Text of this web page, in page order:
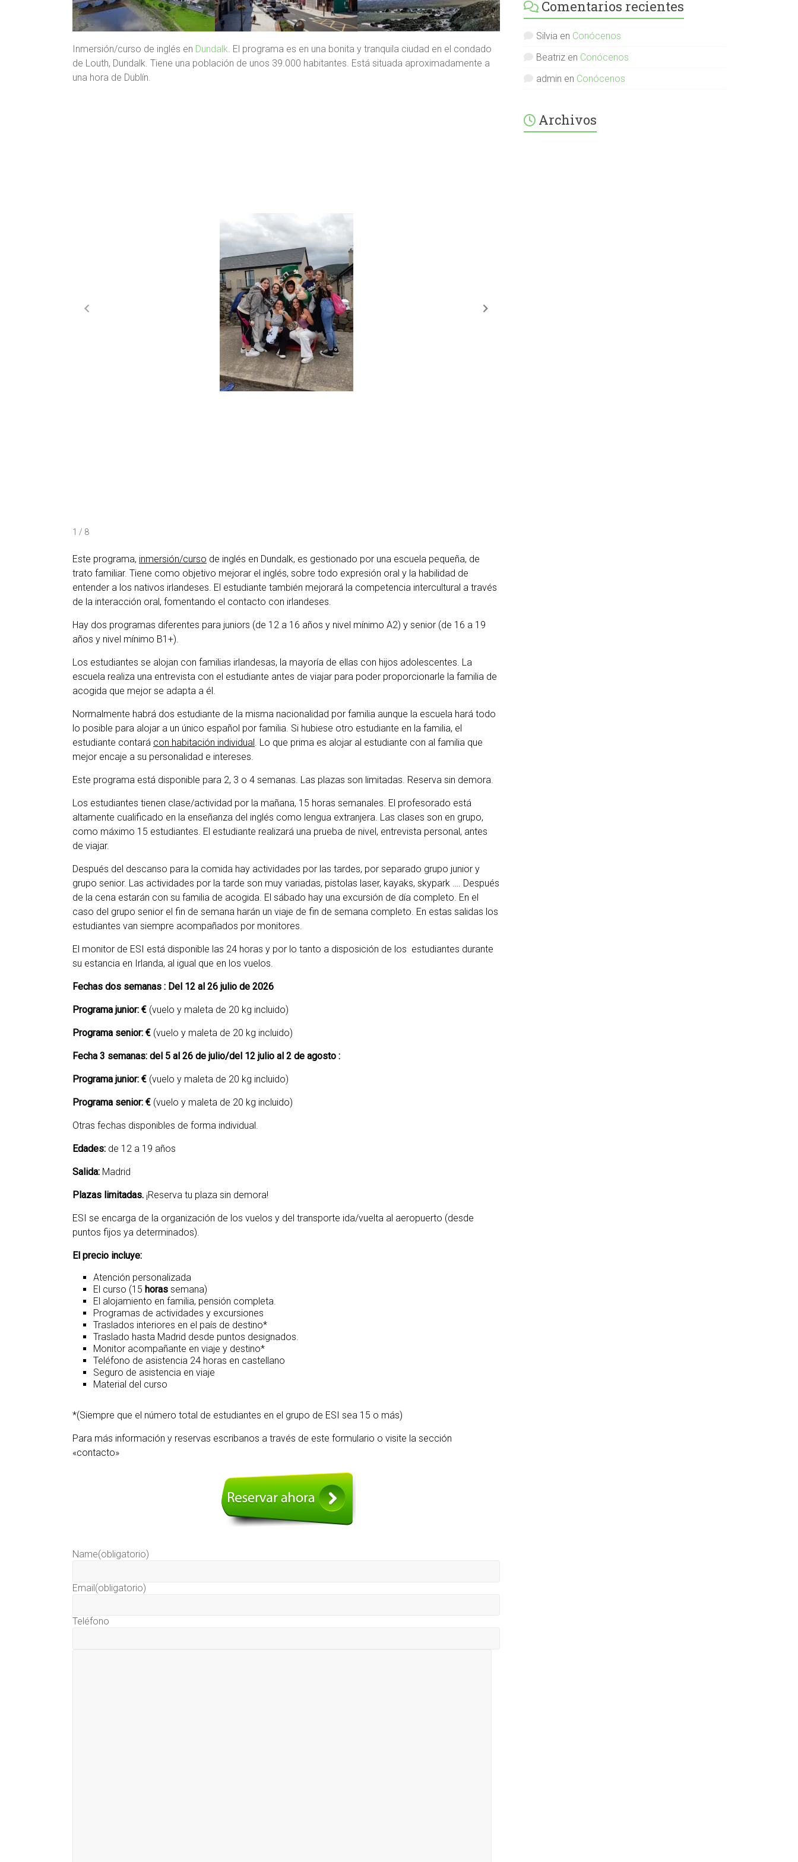
Inmersión/curso de inglés en Dundalk. El programa es en una bonita y tranquila ciudad en el condado
de Louth, Dundalk. Tiene una población de unos 39.000 habitantes. Está situada aproximadamente a
una hora de Dublín.
1 / 8
Este programa, inmersión/curso de inglés en Dundalk, es gestionado por una escuela pequeña, de
trato familiar. Tiene como objetivo mejorar el inglés, sobre todo expresión oral y la habilidad de
entender a los nativos irlandeses. El estudiante también mejorará la competencia intercultural a través
de la interacción oral, fomentando el contacto con irlandeses.
Hay dos programas diferentes para juniors (de 12 a 16 años y nivel mínimo A2) y senior (de 16 a 19
años y nivel mínimo B1+).
Los estudiantes se alojan con familias irlandesas, la mayoría de ellas con hijos adolescentes. La
escuela realiza una entrevista con el estudiante antes de viajar para poder proporcionarle la familia de
acogida que mejor se adapta a él.
Normalmente habrá dos estudiante de la misma nacionalidad por familia aunque la escuela hará todo
lo posible para alojar a un único español por familia. Si hubiese otro estudiante en la familia, el
estudiante contará con habitación individual . Lo que prima es alojar al estudiante con al familia que
mejor encaje a su personalidad e intereses.
Este programa está disponible para 2, 3 o 4 semanas. Las plazas son limitadas. Reserva sin demora.
Los estudiantes tienen clase/actividad por la mañana, 15 horas semanales. El profesorado está
altamente cualificado en la enseñanza del inglés como lengua extranjera. Las clases son en grupo,
como máximo 15 estudiantes. El estudiante realizará una prueba de nivel, entrevista personal, antes
de viajar.
Después del descanso para la comida hay actividades por las tardes, por separado grupo junior y
grupo senior. Las actividades por la tarde son muy variadas, pistolas laser, kayaks, skypark …. Después
de la cena estarán con su familia de acogida. El sábado hay una excursión de día completo. En el
caso del grupo senior el fin de semana harán un viaje de fin de semana completo. En estas salidas los
estudiantes van siempre acompañados por monitores.
El monitor de ESI está disponible las 24 horas y por lo tanto a disposición de los estudiantes durante
su estancia en Irlanda, al igual que en los vuelos.
Fechas dos semanas : Del 12 al 26 julio de 2026
Programa junior: € (vuelo y maleta de 20 kg incluido)
Programa senior: € (vuelo y maleta de 20 kg incluido)
Fecha 3 semanas: del 5 al 26 de julio/del 12 julio al 2 de agosto :
Programa junior: € (vuelo y maleta de 20 kg incluido)
Programa senior: € (vuelo y maleta de 20 kg incluido)
Otras fechas disponibles de forma individual.
Edades: de 12 a 19 años
Salida: Madrid
Plazas limitadas. ¡Reserva tu plaza sin demora!
ESI se encarga de la organización de los vuelos y del transporte ida/vuelta al aeropuerto (desde
puntos fijos ya determinados).
El precio incluye:
Atención personalizada
El curso (15 horas semana)
El alojamiento en familia, pensión completa.
Programas de actividades y excursiones
Traslados interiores en el país de destino*
Traslado hasta Madrid desde puntos designados.
Monitor acompañante en viaje y destino*
Teléfono de asistencia 24 horas en castellano
Seguro de asistencia en viaje
Material del curso
*(Siempre que el número total de estudiantes en el grupo de ESI sea 15 o más)
Para más información y reservas escribanos a través de este formulario o visite la sección
«contacto»
Name(obligatorio)
Email(obligatorio)
Teléfono
English-
Spanish-
379232072254671
en
Facebook
Comentarios recientes
Silvia en Conócenos
Beatriz en Conócenos
admin en Conócenos
Archivos